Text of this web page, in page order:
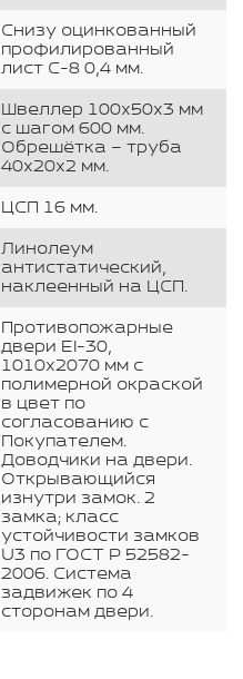
Снизу оцинкованный
профилированный
лист С-8 0,4 мм.
Швеллер 100х50х3 мм
с шагом 600 мм.
Обрешётка – труба
40х20х2 мм.
ЦСП 16 мм.
Линолеум
антистатический,
наклеенный на ЦСП.
Противопожарные
двери EI-30,
1010х2070 мм с
полимерной окраской
в цвет по
согласованию с
Покупателем.
Доводчики на двери.
Открывающийся
изнутри замок. 2
замка; класс
устойчивости замков
U3 по ГОСТ Р 52582-
2006. Система
задвижек по 4
сторонам двери.